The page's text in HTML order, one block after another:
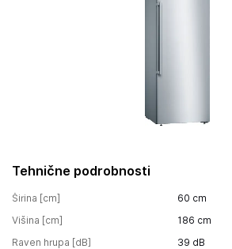
Tehnične podrobnosti
Širina [cm] 60 cm
Višina [cm]
186 cm
Raven hrupa [dB]
39 dB